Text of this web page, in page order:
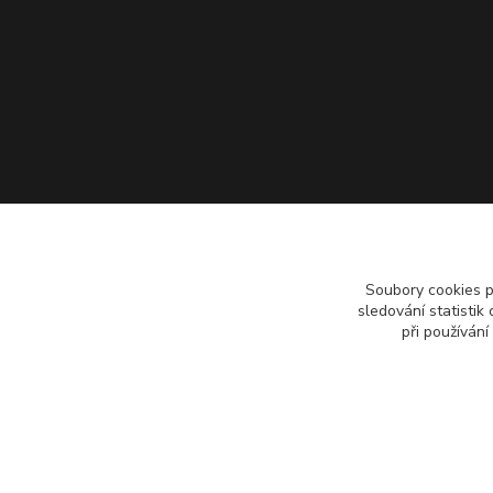
Soubory cookies
sledování statistik
při